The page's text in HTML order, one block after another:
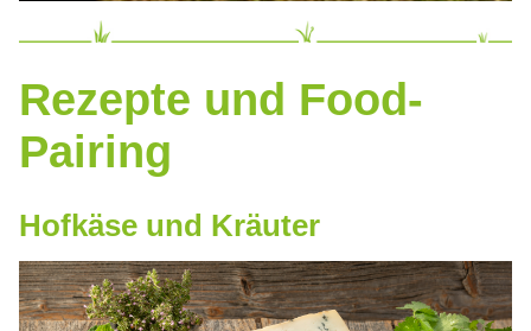
Rezepte und Food-
Pairing
Hofkäse und Kräuter